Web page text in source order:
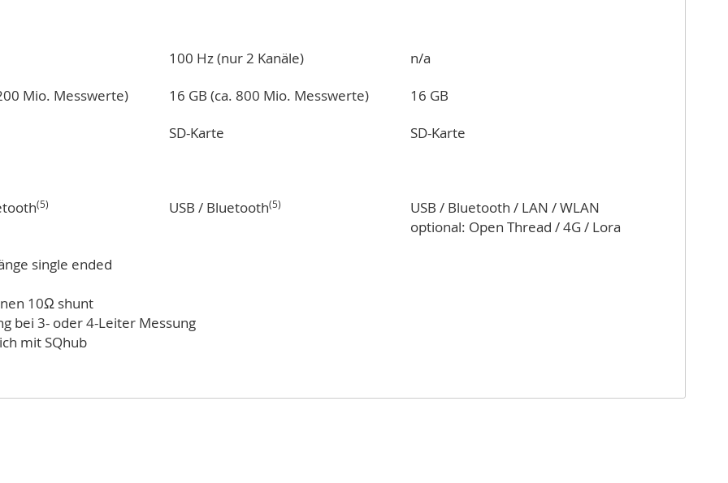
single ended
10Ω shunt
bei 3- oder 4-Leiter Messung
mit SQhub
100 Hz (nur 2 Kanäle)
n/a
Mio. Messwerte) 16 GB (ca. 800 Mio. Messwerte)
16 GB
SD-Karte
SD-Karte
(5) USB / Bluetooth(5)
USB / Bluetooth / LAN / WLAN
optional: Open Thread / 4G / Lora